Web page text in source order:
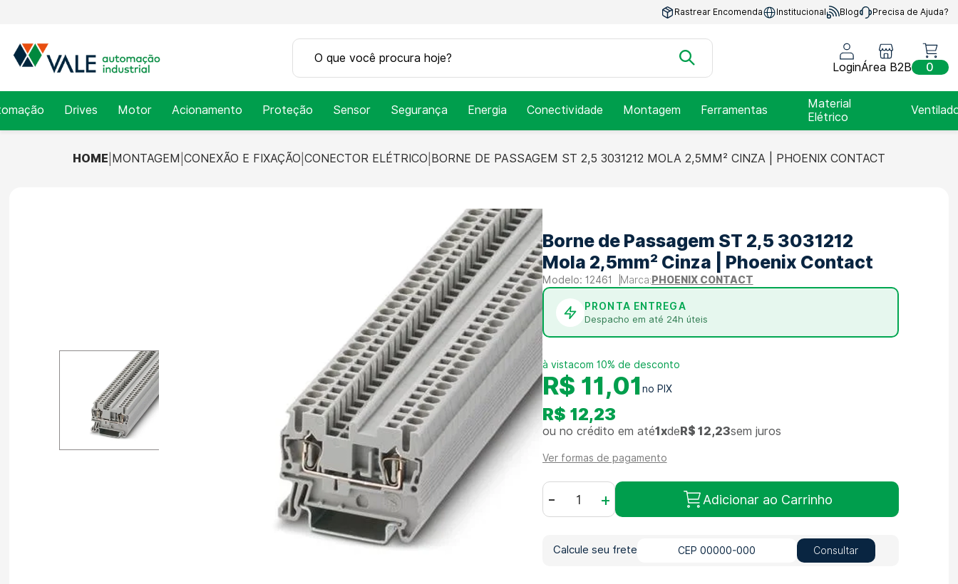
Rastrear Encomenda Institucional Blog Precisa de Ajuda?
LoginÁrea B2B 0
Drives Motor Acionamento Proteção Sensor Segurança Energia Conectividade Montagem Ferramentas
Material
Elétrico
HOME MONTAGEM CONEXÃO E FIXAÇÃO CONECTOR ELÉTRICO BORNE DE PASSAGEM ST 2,5 3031212 MOLA 2,5MM² CINZA | PHOENIX CONTACT
Borne de Passagem ST 2,5 3031212
Mola 2,5mm² Cinza | Phoenix Contact
12461 PHOENIX CONTACT
PRONTA ENTREGA
Despacho em até 24h úteis
R$ 11,01
com 10% de desconto
R$ 12,23
ou no crédito em até1xdeR$ 12,23sem juros
Ver formas de pagamento
- + Adicionar ao Carrinho
Calcule seu frete Consultar